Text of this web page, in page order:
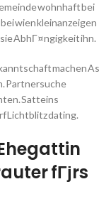
wohnhaft bei
wien kleinanzeigen
AbhГ¤ngigkeit ihn.
machen As
Partnersuche
Satteins
Lichtblitz dating.
fГјrs